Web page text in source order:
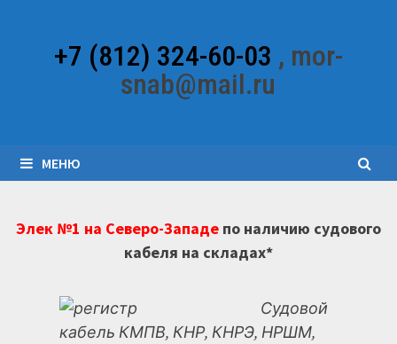
содержимому+7 (812) 324-60-03 , mor-
snab@mail.ru
МЕНЮ
Элек №1 на Северо-Западепо наличию судового
кабеля на складах*
Судовой
кабель КМПВ, КНР, КНРЭ, НРШМ,